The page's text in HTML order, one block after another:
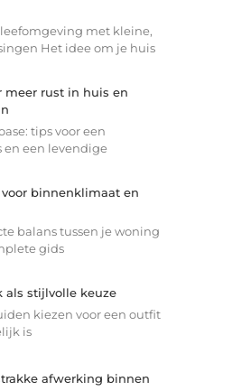
met kleine,
Het idee om je huis
meer rust in huis en
tips voor een
en een levendige
binnenklimaat en
balans tussen je woning
gids
als stijlvolle keuze
kiezen voor een outfit
is
afwerking binnen